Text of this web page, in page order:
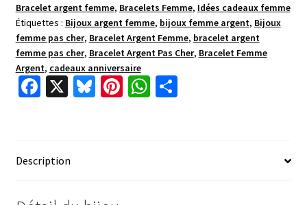
Bracelet argent femme, Bracelets Femme, Idées cadeaux femme
Étiquettes : Bijoux argent femme, bijoux femme argent, Bijoux
femme pas cher, Bracelet Argent Femme, bracelet argent
femme pas cher, Bracelet Argent Pas Cher, Bracelet Femme
Argent, cadeaux anniversaire
Fa
o
o
k
X Bl Pi W P
Description